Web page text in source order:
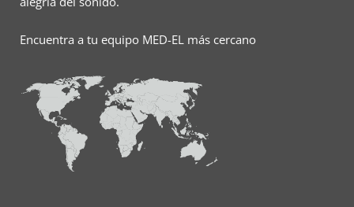
Encuentra a tu equipo MED-EL más cercano